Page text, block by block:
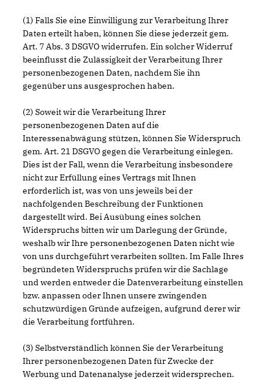
(1) Falls Sie eine Einwilligung zur Verarbeitung Ihrer
Daten erteilt haben, können Sie diese jederzeit gem.
Art. 7 Abs. 3 DSGVO widerrufen. Ein solcher Widerruf
beeinflusst die Zulässigkeit der Verarbeitung Ihrer
personenbezogenen Daten, nachdem Sie ihn
gegenüber uns ausgesprochen haben.
(2) Soweit wir die Verarbeitung Ihrer
personenbezogenen Daten auf die
Interessenabwägung stützen, können Sie Widerspruch
gem. Art. 21 DSGVO gegen die Verarbeitung einlegen.
Dies ist der Fall, wenn die Verarbeitung insbesondere
nicht zur Erfüllung eines Vertrags mit Ihnen
erforderlich ist, was von uns jeweils bei der
nachfolgenden Beschreibung der Funktionen
dargestellt wird. Bei Ausübung eines solchen
Widerspruchs bitten wir um Darlegung der Gründe,
weshalb wir Ihre personenbezogenen Daten nicht wie
von uns durchgeführt verarbeiten sollten. Im Falle Ihres
begründeten Widerspruchs prüfen wir die Sachlage
und werden entweder die Datenverarbeitung einstellen
bzw. anpassen oder Ihnen unsere zwingenden
schutzwürdigen Gründe aufzeigen, aufgrund derer wir
die Verarbeitung fortführen.
(3) Selbstverständlich können Sie der Verarbeitung
Ihrer personenbezogenen Daten für Zwecke der
Werbung und Datenanalyse jederzeit widersprechen.